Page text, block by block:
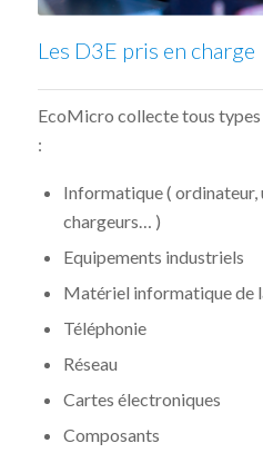
Les D3E pris en charge
EcoMicro collecte tous
:
Informatique ( ordinateur,
chargeurs… )
Equipements industriels
Matériel informatique de
Téléphonie
Réseau
Cartes électroniques
Composants